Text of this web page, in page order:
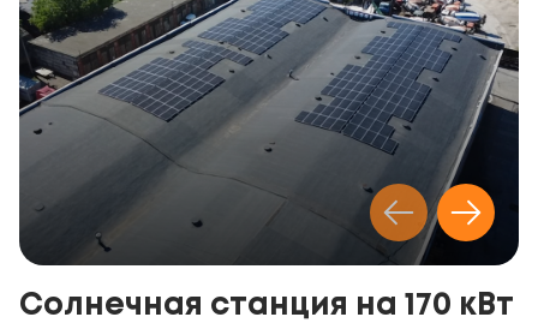
Солнечная станция на 170 кВт